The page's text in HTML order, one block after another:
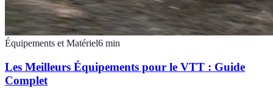
Équipements et Matériel6 min
Les Meilleurs Équipements pour le VTT : Guide
Complet